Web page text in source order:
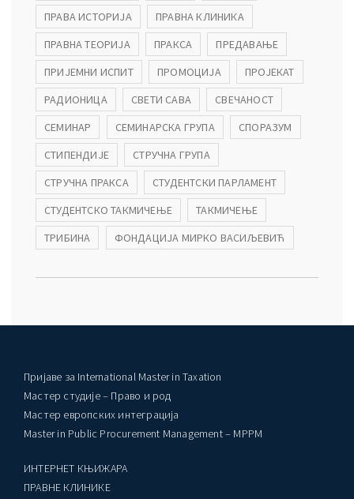
ПРАВА ИСТОРИЈА
ПРАВНА КЛИНИКА
ПРАВНА ТЕОРИЈА
ПРАКСА
ПРЕДАВАЊЕ
ПРИЈЕМНИ ИСПИТ
ПРОМОЦИЈА
ПРОЈЕКАТ
РАДИОНИЦА
СВЕТИ САВА
СВЕЧАНОСТ
СЕМИНАР
СЕМИНАРСКА ГРУПА
СПОРАЗУМ
СТИПЕНДИЈЕ
СТРУЧНА ГРУПА
СТРУЧНА ПРАКСА
СТУДЕНТСКИ ПАРЛАМЕНТ
СТУДЕНТСКО ТАКМИЧЕЊЕ
ТАКМИЧЕЊЕ
ТРИБИНА
ФОНДАЦИЈА МИРКО ВАСИЉЕВИЋ
Пријаве за International Master in Taxation
Мастер студије – Право и род
Мастер европских интеграција
Master in Public Procurement Management – MPPM
ИНТЕРНЕТ КЊИЖАРА
ПРАВНЕ КЛИНИКЕ